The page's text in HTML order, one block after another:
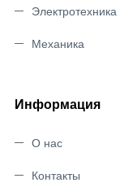
Электротехника
Механика
Информация
О нас
Контакты